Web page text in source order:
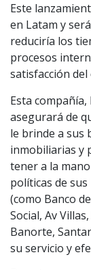
Este
en Latam y
reduciría los
procesos
satisfacción del
Esta
asegurará de
le brinde a sus
inmobiliarias y
tener a la
políticas de
(como Banco
Social, Av
Banorte,
su servicio y